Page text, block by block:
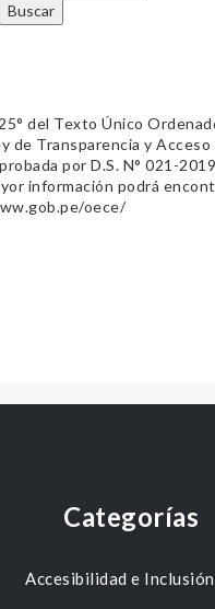
Buscar
del Texto Único
de Transparencia y
por D.S. N° 021-
información podrá
oece/
Categorías
Accesibilidad e Inclusión